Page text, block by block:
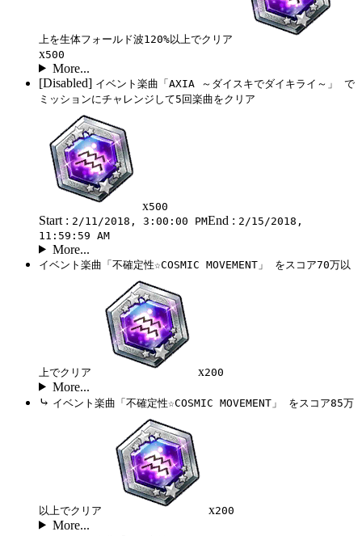
上を生体フォールド波120%以上でクリア
x500
More...
[Disabled] イベント楽曲「AXIA ～ダイスキでダイキライ～」 で
ミッションにチャレンジして5回楽曲をクリア
x500
Start : 2/11/2018, 3:00:00 PMEnd : 2/15/2018,
11:59:59 AM
More...
イベント楽曲「不確定性☆COSMIC MOVEMENT」 をスコア70万以
上でクリア x200
More...
⤷ イベント楽曲「不確定性☆COSMIC MOVEMENT」 をスコア85万
以上でクリア x200
More...